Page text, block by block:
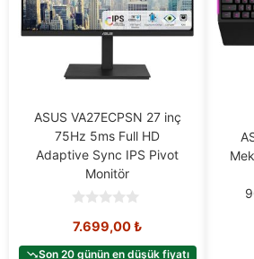
ASUS VA27ECPSN 27 inç
75Hz 5ms Full HD
Adaptive Sync IPS Pivot
Monitör
o
t
7.699,00₺
Son 20 günün en düşük fiyatı